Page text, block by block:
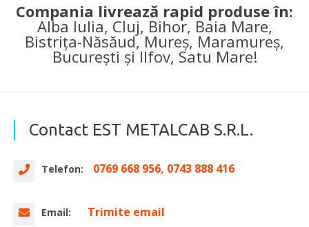
Compania livrează rapid produse în:
Alba Iulia, Cluj, Bihor, Baia Mare,
Bistrița-Năsăud, Mureș, Maramureș,
București și Ilfov, Satu Mare!
Contact EST METALCAB S.R.L.
Telefon: 0769 668 956, 0743 888 416
Email: Trimite email